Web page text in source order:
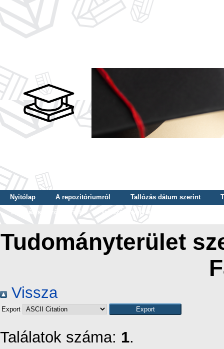
Nyitólap A repozitóriumról Tallózás dátum szerint
Tallózás szerző szerint
Tallózás nyelv szerint
Tudományterület
Vissza
Export
Találatok száma: 1.